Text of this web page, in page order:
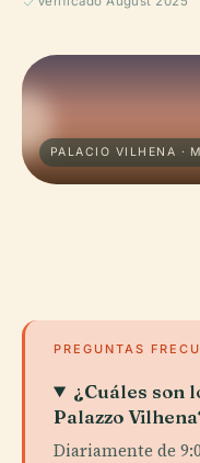
PALACIO VILHENA ·
PREGUNTAS
¿Cuáles son
Palazzo
Diariamente de